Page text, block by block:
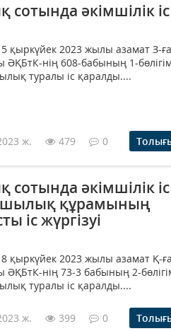
әкімшілік іс
қыркүйек 2023 жылы азамат З-ға
ӘҚБтК-нің 608-бабының 1-
туралы іс қаралды....
ж. 479 0
әкімшілік іс
құрамының
іс жүргізуі
қыркүйек 2023 жылы азамат Қ-ға
ӘҚБтК-нің 73-3 бабының 2-
туралы іс қаралды....
ж. 399 0